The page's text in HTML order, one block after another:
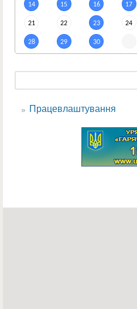
14 15 16 17
21 22 23 24
28 29 30
Пошукова форма
Працевлаштування